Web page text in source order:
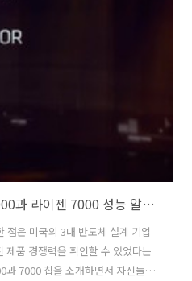
[CES 2022] AMD 라이젠 6000과 라이젠 7000 성능 알아보기
점은 미국의 3대 반도체 설계 기업
품 경쟁력을 확인할 수 있었다는
과 7000 칩을 소개하면서 자신들이